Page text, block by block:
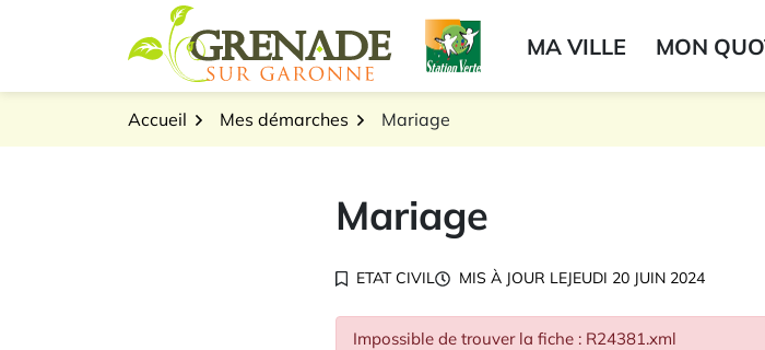
Logo Grenade sur GaronneMA VILLE MON
Accueil Mes démarches Mariage
Mariage
ETAT CIVIL MIS À JOUR LEJEUDI 20 JUIN 2024
Impossible de trouver la fiche : R24381.xml